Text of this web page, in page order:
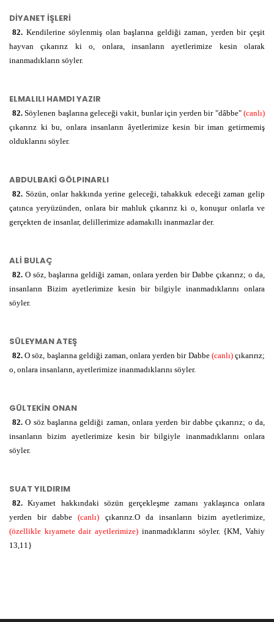
تُكَلِّمُهُمْ
tukellimuhum
أَنَّ
enne elbetteki
كَانُوا
kānū olduklarını
ك و ن
بِايَاتِنَا
biāyātinā
لَا
يُوقِنُونَ ي ق ن
DİYANET İŞLERİ
82. Kendilerine söylenmiş olan başlarına geldiği zaman, yerden bir çeşit
hayvan çıkarırız ki o, onlara, insanların ayetlerimize kesin olarak
inanmadıkların söyler.
ELMALILI HAMDI YAZIR
82.Söylenen başlarına geleceği vakit, bunlar için yerden bir "dâbbe"(canlı)
çıkarırız ki bu, onlara insanların âyetlerimize kesin bir iman getirmemiş
olduklarını söyler.
ABDULBAKİ GÖLPINARLI
82. Sözün, onlar hakkında yerine geleceği, tahakkuk edeceği zaman gelip
çatınca yeryüzünden, onlara bir mahluk çıkarırız ki o, konuşur onlarla ve
gerçekten de insanlar, delillerimize adamakıllı inanmazlar der.
ALİ BULAÇ
82. O söz, başlarına geldiği zaman, onlara yerden bir Dabbe çıkarırız; o da,
insanların Bizim ayetlerimize kesin bir bilgiyle inanmadıklarını onlara
söyler.
SÜLEYMAN ATEŞ
82.O söz, başlarına geldiği zaman, onlara yerden bir Dabbe (canlı)çıkarırız;
o, onlara insanların, ayetlerimize inanmadıklarını söyler.
GÜLTEKİN ONAN
82.O söz başlarına geldiği zaman, onlara yerden bir dabbe çıkarırız; o da,
insanların bizim ayetlerimize kesin bir bilgiyle inanmadıklarını onlara
söyler.
SUAT YILDIRIM
82.Kıyamet hakkındaki sözün gerçekleşme zamanı yaklaşınca onlara
yerden bir dabbe(canlı) çıkarırız.O da insanların bizim ayetlerimize,
(özellikle kıyamete dair ayetlerimize) inanmadıklarını söyler. {KM, Vahiy
13,11}